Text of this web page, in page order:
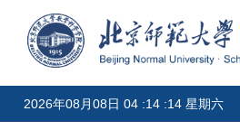
2026年08月08日 04 :14 :14 星期六